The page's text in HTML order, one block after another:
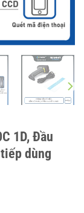
1D, Đầu
dùng